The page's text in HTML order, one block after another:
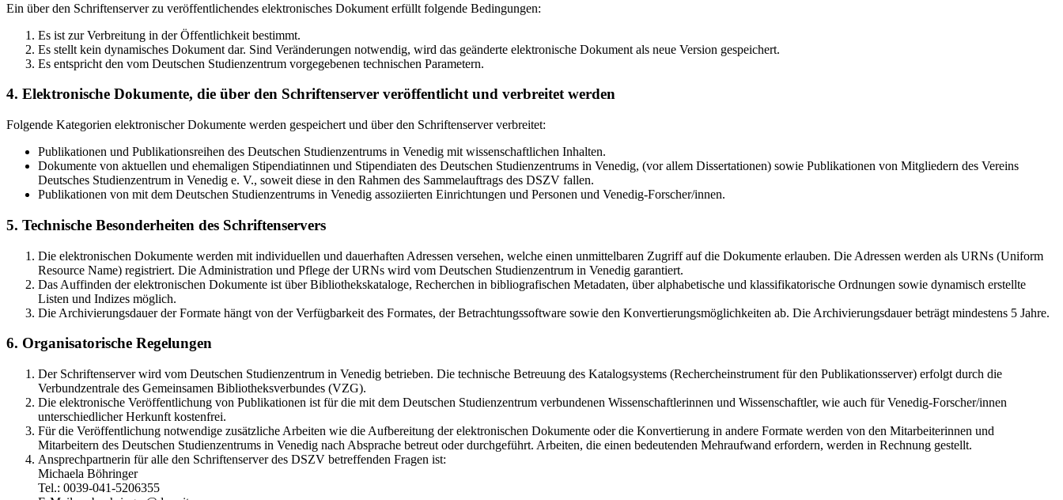
Ein über den Schriftenserver zu veröffentlichendes elektronisches Dokument erfüllt folgende Bedingungen:
Es ist zur Verbreitung in der Öffentlichkeit bestimmt.
Es stellt kein dynamisches Dokument dar. Sind Veränderungen notwendig, wird das geänderte elektronische Dokument als neue Version gespeichert.
Es entspricht den vom Deutschen Studienzentrum vorgegebenen technischen Parametern.
4. Elektronische Dokumente, die über den Schriftenserver veröffentlicht und verbreitet werden
Folgende Kategorien elektronischer Dokumente werden gespeichert und über den Schriftenserver verbreitet:
Publikationen und Publikationsreihen des Deutschen Studienzentrums in Venedig mit wissenschaftlichen Inhalten.
Dokumente von aktuellen und ehemaligen Stipendiatinnen und Stipendiaten des Deutschen Studienzentrums in Venedig, (vor allem Dissertationen) sowie Publikationen von Mitgliedern des Vereins
Deutsches Studienzentrum in Venedig e. V., soweit diese in den Rahmen des Sammelauftrags des DSZV fallen.
Publikationen von mit dem Deutschen Studienzentrums in Venedig assoziierten Einrichtungen und Personen und Venedig-Forscher/innen.
5. Technische Besonderheiten des Schriftenservers
Die elektronischen Dokumente werden mit individuellen und dauerhaften Adressen versehen, welche einen unmittelbaren Zugriff auf die Dokumente erlauben. Die Adressen werden als URNs (Uniform
Resource Name) registriert. Die Administration und Pflege der URNs wird vom Deutschen Studienzentrum in Venedig garantiert.
Das Auffinden der elektronischen Dokumente ist über Bibliothekskataloge, Recherchen in bibliografischen Metadaten, über alphabetische und klassifikatorische Ordnungen sowie dynamisch erstellte
Listen und Indizes möglich.
Die Archivierungsdauer der Formate hängt von der Verfügbarkeit des Formates, der Betrachtungssoftware sowie den Konvertierungsmöglichkeiten ab. Die Archivierungsdauer beträgt mindestens 5 Jahre.
6. Organisatorische Regelungen
Der Schriftenserver wird vom Deutschen Studienzentrum in Venedig betrieben. Die technische Betreuung des Katalogsystems (Rechercheinstrument für den Publikationsserver) erfolgt durch die
Verbundzentrale des Gemeinsamen Bibliotheksverbundes (VZG).
Die elektronische Veröffentlichung von Publikationen ist für die mit dem Deutschen Studienzentrum verbundenen Wissenschaftlerinnen und Wissenschaftler, wie auch für Venedig-Forscher/innen
unterschiedlicher Herkunft kostenfrei.
Für die Veröffentlichung notwendige zusätzliche Arbeiten wie die Aufbereitung der elektronischen Dokumente oder die Konvertierung in andere Formate werden von den Mitarbeiterinnen und
Mitarbeitern des Deutschen Studienzentrums in Venedig nach Absprache betreut oder durchgeführt. Arbeiten, die einen bedeutenden Mehraufwand erfordern, werden in Rechnung gestellt.
Ansprechpartnerin für alle den Schriftenserver des DSZV betreffenden Fragen ist:
Michaela Böhringer
Tel.: 0039-041-5206355